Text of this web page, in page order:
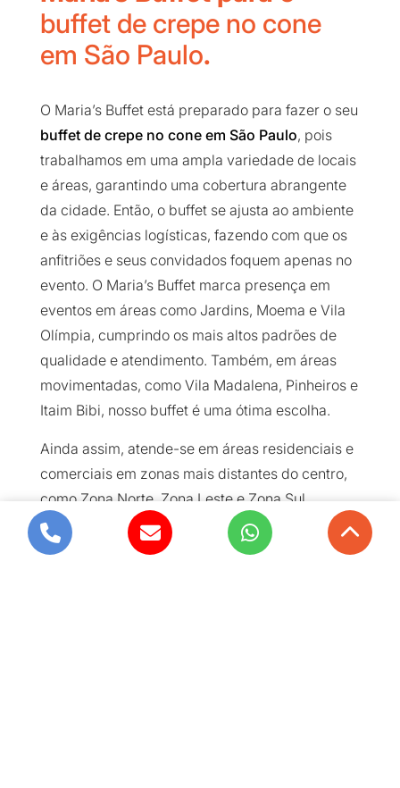
buffet de crepe no cone
em São Paulo.
O Maria’s Buffet está preparado para fazer o seu
buffet de crepe no cone em São Paulo, pois
trabalhamos em uma ampla variedade de locais
e áreas, garantindo uma cobertura abrangente
da cidade. Então, o buffet se ajusta ao ambiente
e às exigências logísticas, fazendo com que os
anfitriões e seus convidados foquem apenas no
evento. O Maria’s Buffet marca presença em
eventos em áreas como Jardins, Moema e Vila
Olímpia, cumprindo os mais altos padrões de
qualidade e atendimento. Também, em áreas
movimentadas, como Vila Madalena, Pinheiros e
Itaim Bibi, nosso buffet é uma ótima escolha.
Ainda assim, atende-se em áreas residenciais e
comerciais em zonas mais distantes do centro,
como Zona Norte, Zona Leste e Zona Sul,
permitindo que o buffet esteja presente em
todas as comemorações. Inegavelmente, o